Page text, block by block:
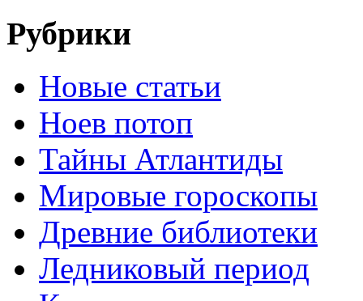
Рубрики
Новые статьи
Ноев потоп
Тайны Атлантиды
Мировые гороскопы
Древние библиотеки
Ледниковый период